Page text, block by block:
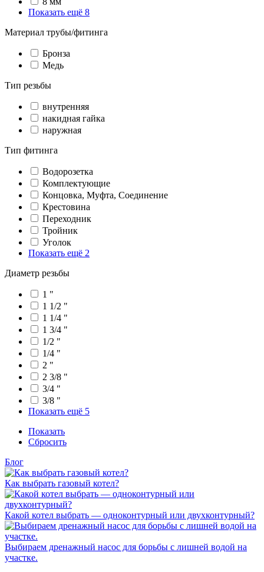
Показать ещё 8
Материал трубы/фитинга
Бронза
Медь
Тип резьбы
внутренняя
накидная гайка
наружная
Тип фитинга
Водорозетка
Комплектующие
Концовка, Муфта, Соединение
Крестовина
Переходник
Тройник
Уголок
Показать ещё 2
Диаметр резьбы
1 "
1 1/2 "
1 1/4 "
1 3/4 "
1/2 "
1/4 "
2 "
2 3/8 "
3/4 "
3/8 "
Показать ещё 5
Показать
Сбросить
Блог
Как выбрать газовый котел?
Какой котел выбрать — одноконтурный или двухконтурный?
Выбираем дренажный насос для борьбы с лишней водой на
участке.